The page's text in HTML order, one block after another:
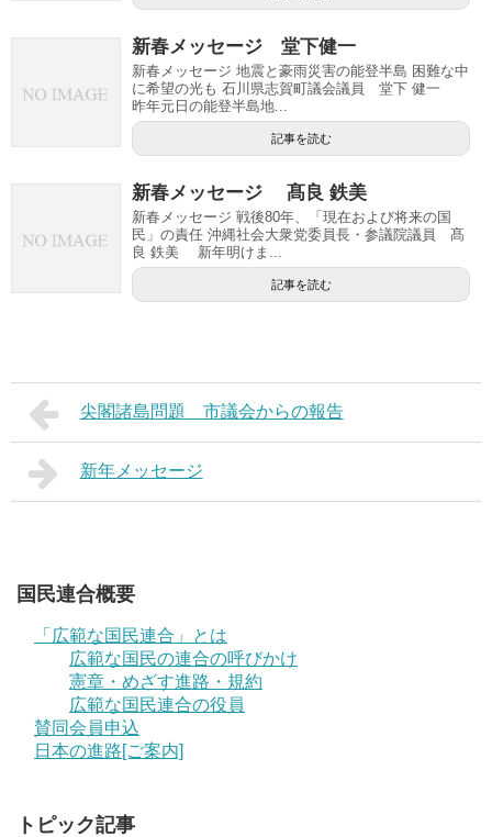
新春メッセージ 堂下健一
新春メッセージ 地震と豪雨災害の能登半島 困難な中
に希望の光も 石川県志賀町議会議員 堂下 健一
昨年元日の能登半島地...
記事を読む
新春メッセージ 髙良 鉄美
新春メッセージ 戦後80年、「現在および将来の国
民」の責任 沖縄社会大衆党委員長・参議院議員 髙
良 鉄美 新年明けま...
記事を読む
尖閣諸島問題 市議会からの報告
新年メッセージ
国民連合概要
「広範な国民連合」とは
広範な国民の連合の呼びかけ
憲章・めざす進路・規約
広範な国民連合の役員
賛同会員申込
日本の進路[ご案内]
トピック記事